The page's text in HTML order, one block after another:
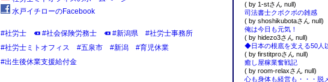
( by 1-stさん null)
司法書士クボクボの雑感
( by shoshikubotaさん null)
俺は今日も元気！
( by hidezo3さん null)
( by firstitproさん null)
癒し屋稼業奮戦記
( by room-relaxさん null)
水戸イチローのFacebook
#社労士 #社会保険労務士 #新潟県
#社労士事務所
#社労士ミトオフィス
#五泉市 #新潟
#育児休業
#出生後休業支援給付金